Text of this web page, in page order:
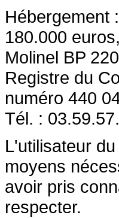
Hébergement
180.000
Molinel BP
Registre du
numéro 440
Tél. :
L'utilisateur
moyens
avoir pris
respecter.